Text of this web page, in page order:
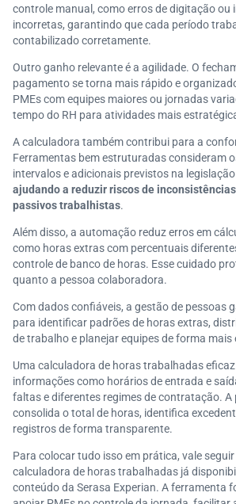
controle manual, como erros de digitação ou
incorretas, garantindo que cada período
contabilizado corretamente.
Outro ganho relevante é a agilidade. O
pagamento se torna mais rápido e
PMEs com equipes maiores ou jornadas
tempo do RH para atividades mais
A calculadora também contribui para a
Ferramentas bem estruturadas consideram
intervalos e adicionais previstos na
ajudando a reduzir riscos de
passivos trabalhistas.
Além disso, a automação reduz erros em
como horas extras com percentuais
controle de banco de horas. Esse cuidado
quanto a pessoa colaboradora.
Com dados confiáveis, a gestão de pessoas
para identificar padrões de horas extras,
de trabalho e planejar equipes de forma mais
Uma calculadora de horas trabalhadas
informações como horários de entrada e
faltas e diferentes regimes de contratação. A
consolida o total de horas, identifica
registros de forma transparente.
Para colocar tudo isso em prática, vale
calculadora de horas trabalhadas já
conteúdo da Serasa Experian. A ferramenta